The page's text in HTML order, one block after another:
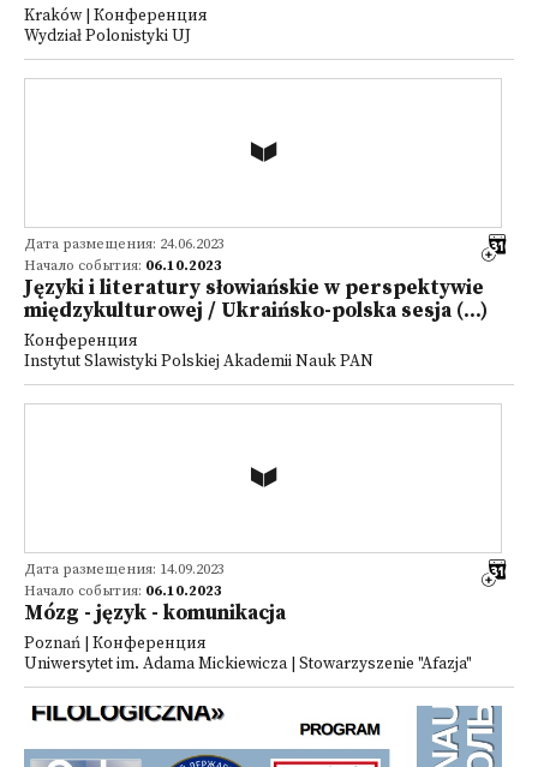
Kraków | Конференция
Wydział Polonistyki UJ
Дата размещения: 24.06.2023
Начало события: 06.10.2023
Języki i literatury słowiańskie w perspektywie
międzykulturowej / Ukraińsko-polska sesja (...)
Конференция
Instytut Slawistyki Polskiej Akademii Nauk PAN
Дата размещения: 14.09.2023
Начало события: 06.10.2023
Mózg - język - komunikacja
Poznań | Конференция
Uniwersytet im. Adama Mickiewicza | Stowarzyszenie "Afazja"